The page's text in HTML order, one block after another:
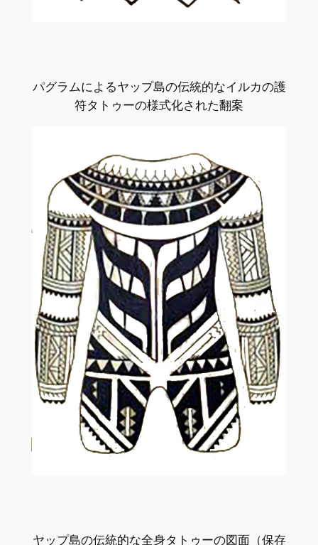
パグラムによるヤップ島の伝統的なイルカの護
符タトゥーの様式化された翻案
ヤップ島の伝統的な全身タトゥーの図面（保存